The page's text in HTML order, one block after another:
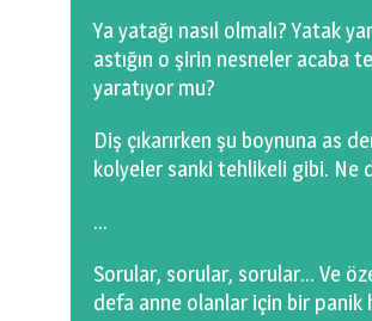
Ya yatağı nasıl olmalı? Yatak
astığın o şirin nesneler acaba
yaratıyor mu?
Diş çıkarırken şu boynuna as
kolyeler sanki tehlikeli gibi. Ne
…
Sorular, sorular, sorular… Ve
defa anne olanlar için bir panik